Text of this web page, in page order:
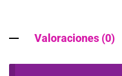
Valoraciones (0)